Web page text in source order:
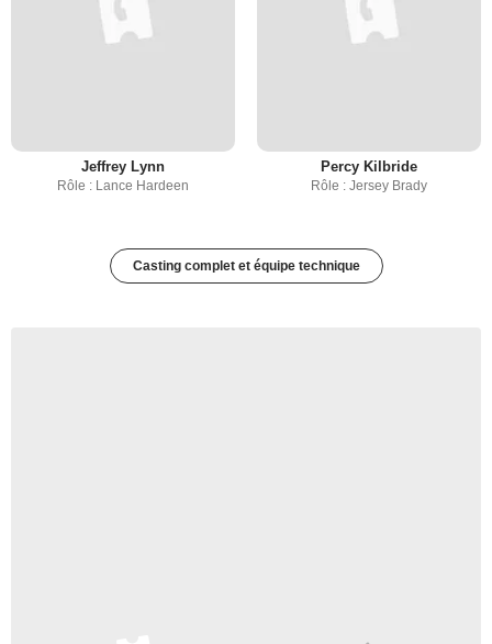
Jeffrey Lynn
Rôle : Lance Hardeen
Percy Kilbride
Rôle : Jersey Brady
Casting complet et équipe technique